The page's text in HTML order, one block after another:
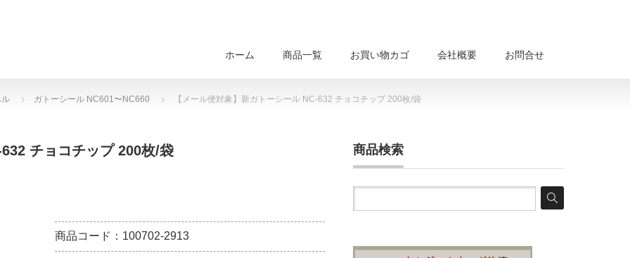
ホーム 商品一覧 お買い物カゴ 会社概要 お問合せ
ガトーシール NC601〜NC660 【メール便対象】新ガトーシール NC-632 チョコチップ 200枚/袋
チョコチップ 200枚/袋
商品コード：100702-2913
商品検索